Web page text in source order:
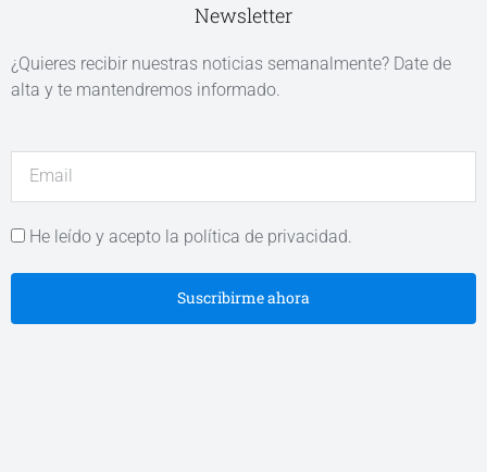
Newsletter
¿Quieres recibir nuestras noticias semanalmente? Date de
alta y te mantendremos informado.
He leído y acepto la política de privacidad.
Suscribirme ahora